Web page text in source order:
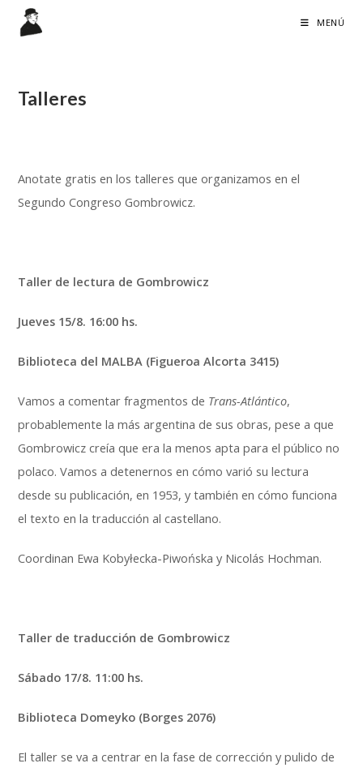
MENÚ
Talleres
Anotate gratis en los talleres que organizamos en el
Segundo Congreso Gombrowicz.
Taller de lectura de Gombrowicz
Jueves 15/8. 16:00 hs.
Biblioteca del MALBA (Figueroa Alcorta 3415)
Vamos a comentar fragmentos de Trans-Atlántico,
probablemente la más argentina de sus obras, pese a que
Gombrowicz creía que era la menos apta para el público no
polaco. Vamos a detenernos en cómo varió su lectura
desde su publicación, en 1953, y también en cómo funciona
el texto en la traducción al castellano.
Coordinan Ewa Kobyłecka-Piwońska y Nicolás Hochman.
Taller de traducción de Gombrowicz
Sábado 17/8. 11:00 hs.
Biblioteca Domeyko (Borges 2076)
El taller se va a centrar en la fase de corrección y pulido de